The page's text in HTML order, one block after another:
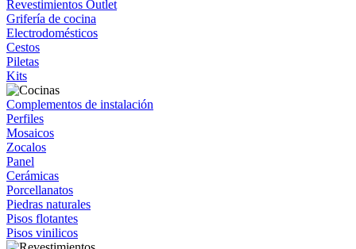
Revestimientos Outlet
Grifería de cocina
Electrodomésticos
Cestos
Piletas
Kits
Complementos de instalación
Perfiles
Mosaicos
Zocalos
Panel
Cerámicas
Porcellanatos
Piedras naturales
Pisos flotantes
Pisos vinilicos